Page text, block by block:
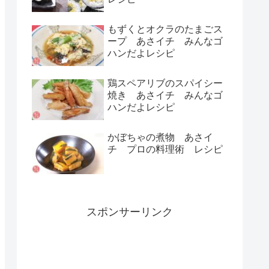
もずくとオクラのたまごス
ープ あさイチ みんなゴ
ハンだよレシピ
鶏スペアリブのスパイシー
焼き あさイチ みんなゴ
ハンだよレシピ
かぼちゃの煮物 あさイ
チ プロの料理術 レシピ
スポンサーリンク